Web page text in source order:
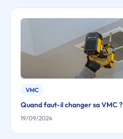
VMC
Quand faut-il changer sa VMC ?
19/09/2024